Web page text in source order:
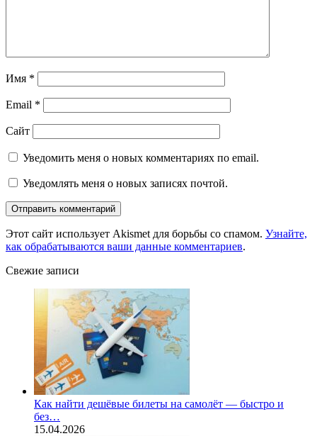
Имя *
Email *
Сайт
Уведомить меня о новых комментариях по email.
Уведомлять меня о новых записях почтой.
Этот сайт использует Akismet для борьбы со спамом. Узнайте,
как обрабатываются ваши данные комментариев.
Свежие записи
Как найти дешёвые билеты на самолёт — быстро и
без…
15.04.2026